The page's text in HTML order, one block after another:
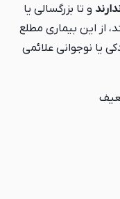
و تا بزرگسالی یا
از این بیماری مطلع
یا نوجوانی علائمی